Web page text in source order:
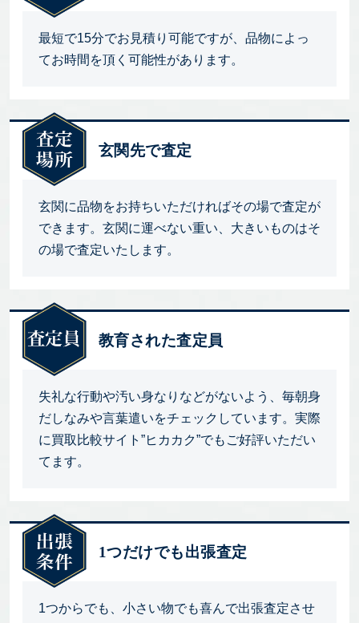
最短で15分でお見積り可能ですが、品物によっ
てお時間を頂く可能性があります。
玄関先で査定
玄関に品物をお持ちいただければその場で査定が
できます。玄関に運べない重い、大きいものはそ
の場で査定いたします。
教育された査定員
失礼な行動や汚い身なりなどがないよう、毎朝身
だしなみや言葉遣いをチェックしています。実際
に買取比較サイト”ヒカカク”でもご好評いただい
てます。
1つだけでも出張査定
1つからでも、小さい物でも喜んで出張査定させ